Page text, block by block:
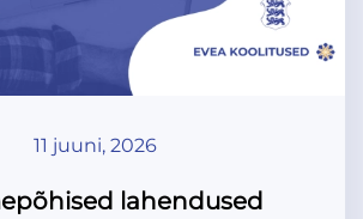
11 juuni, 2026
lahendused